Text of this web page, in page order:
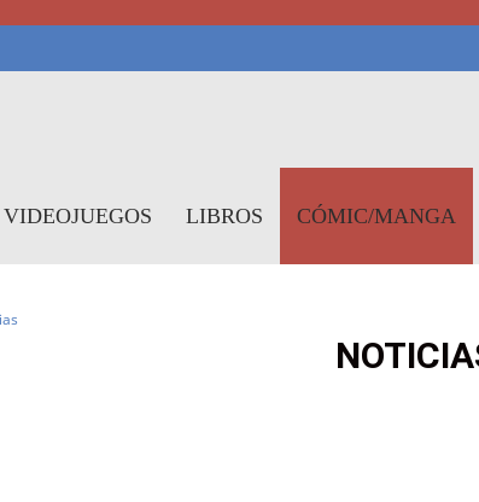
VIDEOJUEGOS LIBROS CÓMIC/MANGA